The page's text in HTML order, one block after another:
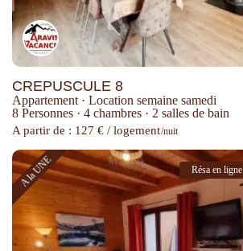
CREPUSCULE 8
Appartement · Location semaine samedi
8 Personnes · 4 chambres · 2 salles de bain
A partir de : 127 € / logement/nuit
A la UNE Résa en ligne